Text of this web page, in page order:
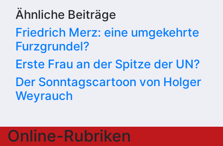
Ähnliche Beiträge
Friedrich Merz: eine umgekehrte
Furzgrundel?
Erste Frau an der Spitze der UN?
Der Sonntagscartoon von Holger
Weyrauch
Online-Rubriken